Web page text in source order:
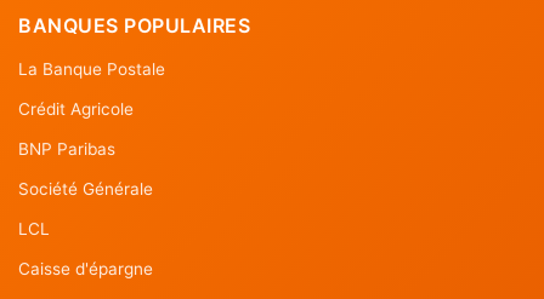
BANQUES POPULAIRES
La Banque Postale
Crédit Agricole
BNP Paribas
Société Générale
LCL
Caisse d'épargne